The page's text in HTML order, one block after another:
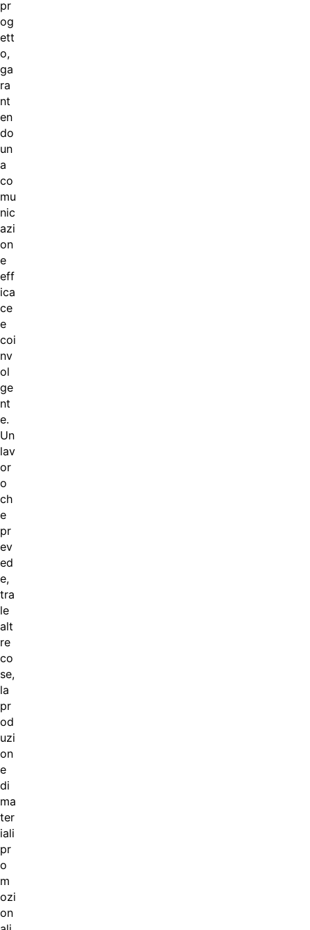
pr
og
ett
o,
ga
ra
nt
en
do
un
a
co
mu
nic
azi
on
e
eff
ica
ce
e
coi
nv
ol
ge
nt
e.
Un
lav
or
o
ch
e
pr
ev
ed
e,
tra
le
alt
re
co
se,
la
pr
od
uzi
on
e
di
ma
ter
iali
pr
o
m
ozi
on